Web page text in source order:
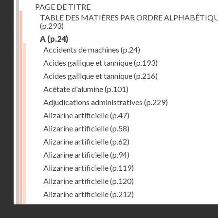
PAGE DE TITRE
TABLE DES MATIÈRES PAR ORDRE
(p.293)
A (p.24)
Accidents de machines (p.24)
Acides gallique et tannique(p.193)
Acides gallique et tannique(p.216)
Acétate d'alumine(p.101)
Adjudications administratives (p.229)
Alizarine artificielle(p.47)
Alizarine artificielle(p.58)
Alizarine artificielle(p.62)
Alizarine artificielle(p.94)
Alizarine artificielle(p.119)
Alizarine artificielle(p.120)
Alizarine artificielle(p.212)
Alizarine artificielle(p.256)